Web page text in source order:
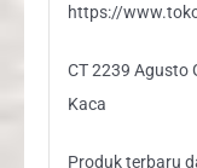
https://
CT 2239 Agusto
Kaca
Produk terbaru